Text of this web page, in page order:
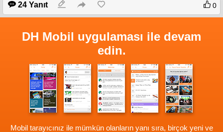
24 Yanıt 0
DH Mobil uygulaması ile devam
edin.
Mobil tarayıcınız ile mümkün olanların yanı sıra, birçok yeni ve